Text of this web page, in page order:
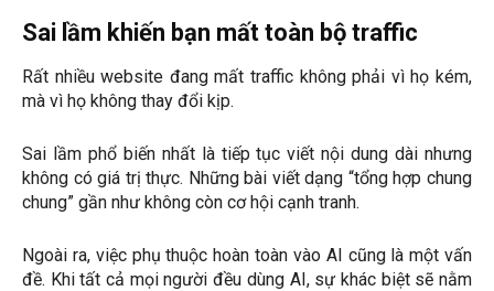
Sai lầm khiến bạn mất toàn bộ traffic
Rất nhiều website đang mất traffic không phải vì họ kém,
mà vì họ không thay đổi kịp.
Sai lầm phổ biến nhất là tiếp tục viết nội dung dài nhưng
không có giá trị thực. Những bài viết dạng “tổng hợp chung
chung” gần như không còn cơ hội cạnh tranh.
Ngoài ra, việc phụ thuộc hoàn toàn vào AI cũng là một vấn
đề. Khi tất cả mọi người đều dùng AI, sự khác biệt sẽ nằm